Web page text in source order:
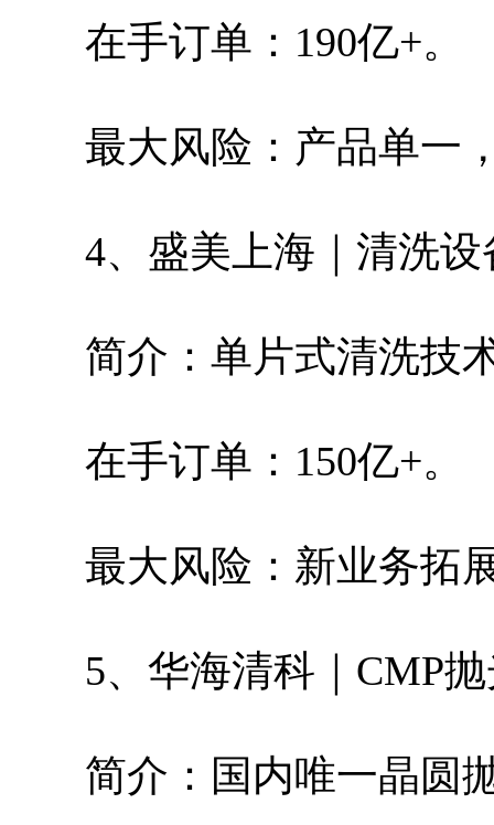
在手订单：190亿+。
最大风险：产品单一
4、盛美上海｜清洗设
简介：单片式清洗技
在手订单：150亿+。
最大风险：新业务拓
5、华海清科｜CMP
简介：国内唯一晶圆